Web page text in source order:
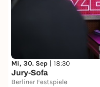
Mi, 30. Sep | 18:30
Jury-Sofa
Berliner Festspiele